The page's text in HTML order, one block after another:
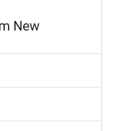
New